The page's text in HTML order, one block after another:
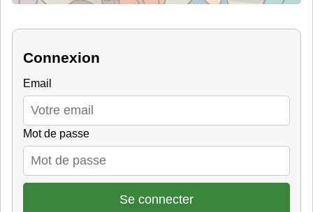
Connexion
Email
Mot de passe